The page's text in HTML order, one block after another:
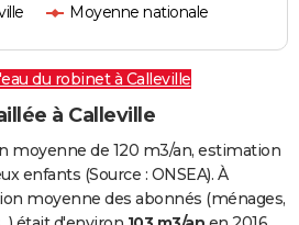
Moyenne nationale
du robinet à Calleville
à Calleville
moyenne de 120 m3/an, estimation
enfants (Source : ONSEA). À
moyenne des abonnés (ménages,